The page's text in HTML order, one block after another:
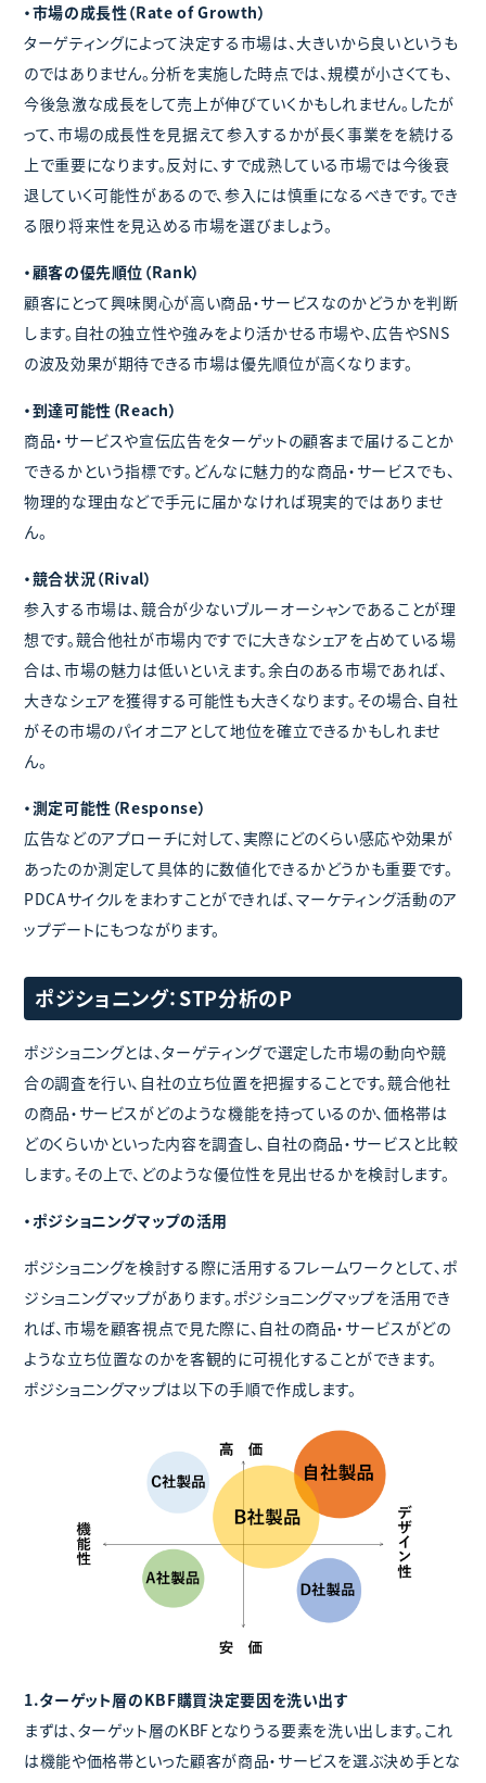
・市場の成長性（Rate of Growth）
ターゲティングによって決定する市場は、大きいから良いというも
のではありません。分析を実施した時点では、規模が小さくても、
今後急激な成長をして売上が伸びていくかもしれません。したが
って、市場の成長性を見据えて参入するかが長く事業をを続ける
上で重要になります。反対に、すで成熟している市場では今後衰
退していく可能性があるので、参入には慎重になるべきです。でき
る限り将来性を見込める市場を選びましょう。
・顧客の優先順位（Rank）
顧客にとって興味関心が高い商品・サービスなのかどうかを判断
します。自社の独立性や強みをより活かせる市場や、広告やSNS
の波及効果が期待できる市場は優先順位が高くなります。
・到達可能性（Reach）
商品・サービスや宣伝広告をターゲットの顧客まで届けることか
できるかという指標です。どんなに魅力的な商品・サービスでも、
物理的な理由などで手元に届かなければ現実的ではありませ
ん。
・競合状況（Rival）
参入する市場は、競合が少ないブルーオーシャンであることが理
想です。競合他社が市場内ですでに大きなシェアを占めている場
合は、市場の魅力は低いといえます。余白のある市場であれば、
大きなシェアを獲得する可能性も大きくなります。その場合、自社
がその市場のパイオニアとして地位を確立できるかもしれませ
ん。
・測定可能性（Response）
広告などのアプローチに対して、実際にどのくらい感応や効果が
あったのか測定して具体的に数値化できるかどうかも重要です。
PDCAサイクルをまわすことができれば、マーケティング活動のア
ップデートにもつながります。
ポジショニング：STP分析のP
ポジショニングとは、ターゲティングで選定した市場の動向や競
合の調査を行い、自社の立ち位置を把握することです。競合他社
の商品・サービスがどのような機能を持っているのか、価格帯は
どのくらいかといった内容を調査し、自社の商品・サービスと比較
します。その上で、どのような優位性を見出せるかを検討します。
・ポジショニングマップの活用
ポジショニングを検討する際に活用するフレームワークとして、ポ
ジショニングマップがあります。ポジショニングマップを活用でき
れば、市場を顧客視点で見た際に、自社の商品・サービスがどの
ような立ち位置なのかを客観的に可視化することができます。
ポジショニングマップは以下の手順で作成します。
1.ターゲット層のKBF購買決定要因を洗い出す
まずは、ターゲット層のKBFとなりうる要素を洗い出します。これ
は機能や価格帯といった顧客が商品・サービスを選ぶ決め手とな